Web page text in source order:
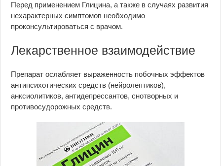
Перед применением Глицина, а также в случаях развития
нехарактерных симптомов необходимо
проконсультироваться с врачом.
Лекарственное взаимодействие
Препарат ослабляет выраженность побочных эффектов
антипсихотических средств (нейролептиков),
анксиолитиков, антидепрессантов, снотворных и
противосудорожных средств.